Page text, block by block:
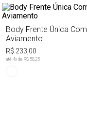
Body Frente Única Com
Aviamento
R$ 233,00
até 4x de R$ 58,25